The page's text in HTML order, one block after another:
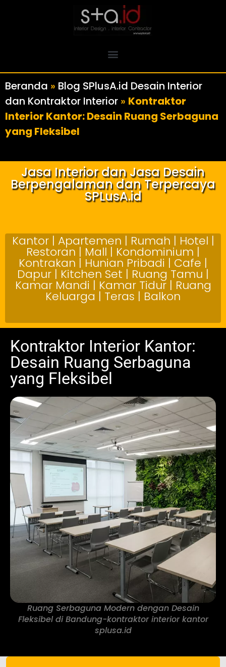
Beranda » Blog SPlusA.id Desain Interior
dan Kontraktor Interior » Kontraktor
Interior Kantor: Desain Ruang Serbaguna
yang Fleksibel
Jasa Interior dan Jasa Desain
Berpengalaman dan Terpercaya
SPLusA.id
Kantor | Apartemen | Rumah | Hotel |
Restoran | Mall | Kondominium |
Kontrakan | Hunian Pribadi | Cafe |
Dapur | Kitchen Set | Ruang Tamu |
Kamar Mandi | Kamar Tidur | Ruang
Keluarga | Teras | Balkon
Kontraktor Interior Kantor:
Desain Ruang Serbaguna
yang Fleksibel
Ruang Serbaguna Modern dengan Desain
Fleksibel di Bandung-kontraktor interior kantor
splusa.id